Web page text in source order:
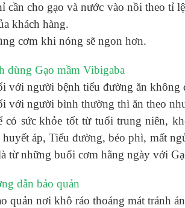
cần cho gạo và nước vào nồi theo tỉ
khách hàng.
cơm khi nóng sẽ ngon hơn.
dùng Gạo mầm Vibigaba
với người bệnh tiểu đường ăn không
với người bình thường thì ăn theo
có sức khỏe tốt từ tuổi trung niên,
huyết áp, Tiểu đường, béo phì, mất
từ những buổi cơm hằng ngày với
dẫn bảo quản
quản nơi khô ráo thoáng mát tránh